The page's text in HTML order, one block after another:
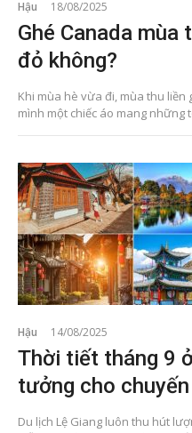
Hậu 18/08/2025
Ghé Canada
đỏ không?
Khi mùa hè vừa đi, mùa thu
mình một chiếc áo mang những
Hậu 14/08/2025
Thời tiết tháng 9
tưởng cho
Du lịch Lệ Giang luôn thu hút